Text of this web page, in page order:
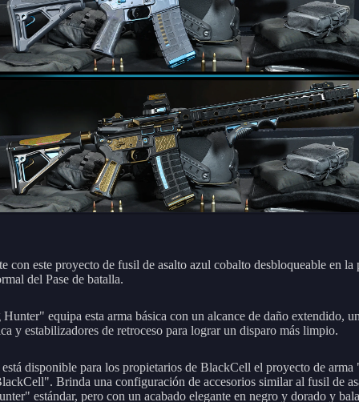
con este proyecto de fusil de asalto azul cobalto desbloqueable en la
del Pase de batalla.
equipa esta arma básica con un alcance de daño extendido,
y estabilizadores de retroceso para lograr un disparo más limpio.
disponible para los propietarios de BlackCell el proyecto de
Brinda una configuración de accesorios similar al fusil de
estándar, pero con un acabado elegante en negro y dorado y